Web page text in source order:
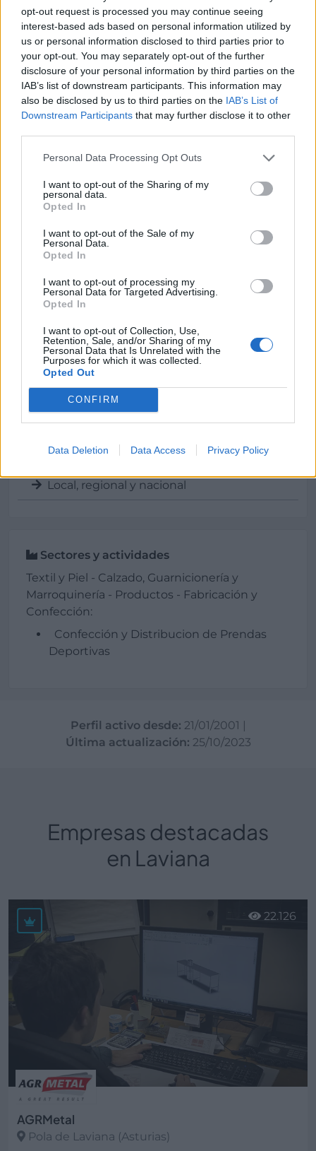
opt-out request is processed you may continue seeing
interest-based ads based on personal information utilized by
us or personal information disclosed to third parties prior to
your opt-out. You may separately opt-out of the further
disclosure of your personal information by third parties on the
IAB’s list of downstream participants. This information may
also be disclosed by us to third parties on the IAB’s List of
Downstream Participants that may further disclose it to other
Personal Data Processing Opt Outs
I want to opt-out of the Sharing of my
personal data.
Opted In
I want to opt-out of the Sale of my
Personal Data.
Opted In
I want to opt-out of processing my
Personal Data for Targeted Advertising.
Opted In
I want to opt-out of Collection, Use,
Retention, Sale, and/or Sharing of my
Personal Data that Is Unrelated with the
Purposes for which it was collected.
Opted Out
CONFIRM
Data Deletion Data Access Privacy Policy
E-mail
mjd@mjdsport.com
Web
www.mjdsport.com
Datos
Gerente:
Manuel Jorge Dominguez Díez
Siglas / Anagrama:
MJD
Forma jurídica:
S.L.
Año de fundación:
1995
Superficie:
Local, regional y nacional
Sectores y actividades
Textil y Piel - Calzado, Guarnicionería y
Marroquinería - Productos - Fabricación y
Confección:
Confección y Distribucion de Prendas
Deportivas
Perfil activo desde: 21/01/2001 |
Última actualización: 25/10/2023
Empresas destacadas
en Laviana
AGRMetal
Pola de Laviana (Asturias)
22.126